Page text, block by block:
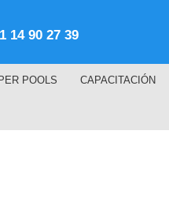
14 90 27 39
POOLS CAPACITACIÓN